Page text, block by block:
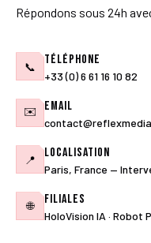
Répondons sous 24h
📞 Téléphone
+33 (0) 6 61 16 10 82
✉️ Email
📍 Localisation
Paris, France —
🌐 Filiales
HoloVision IA · Robot